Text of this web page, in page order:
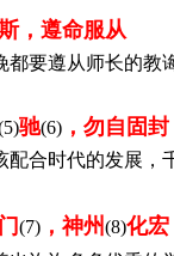
，遵命服从
都要遵从师长的教
驰(6) ，勿自固封
配合时代的发展，
(7) ，神州(8)化宏